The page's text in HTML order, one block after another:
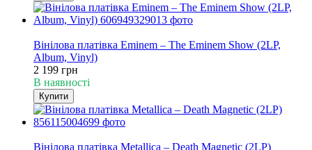
Вінілова платівка Eminem – The Eminem Show (2LP,
Album, Vinyl)
2 199 грн
В наявності
Купити
Вінілова платівка Metallica – Death Magnetic (2LP)